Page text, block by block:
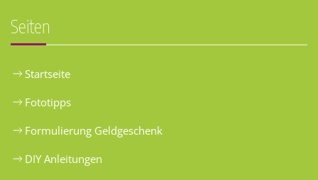
Seiten
Startseite
Fototipps
Formulierung Geldgeschenk
DIY Anleitungen